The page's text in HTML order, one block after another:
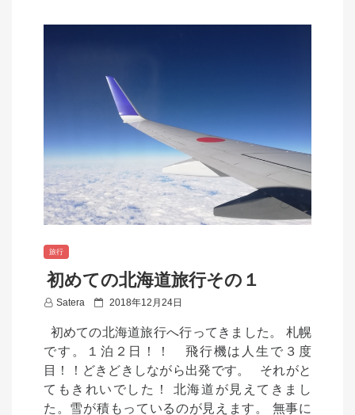
旅行
初めての北海道旅行その１
Satera
P
s
t
e
d
2018年12月24日
初めての北海道旅行へ行ってきました。 札幌
です。１泊２日！！ 飛行機は人生で３度
目！！どきどきしながら出発です。 それがと
てもきれいでした！ 北海道が見えてきまし
た。雪が積もっているのが見えます。 無事に